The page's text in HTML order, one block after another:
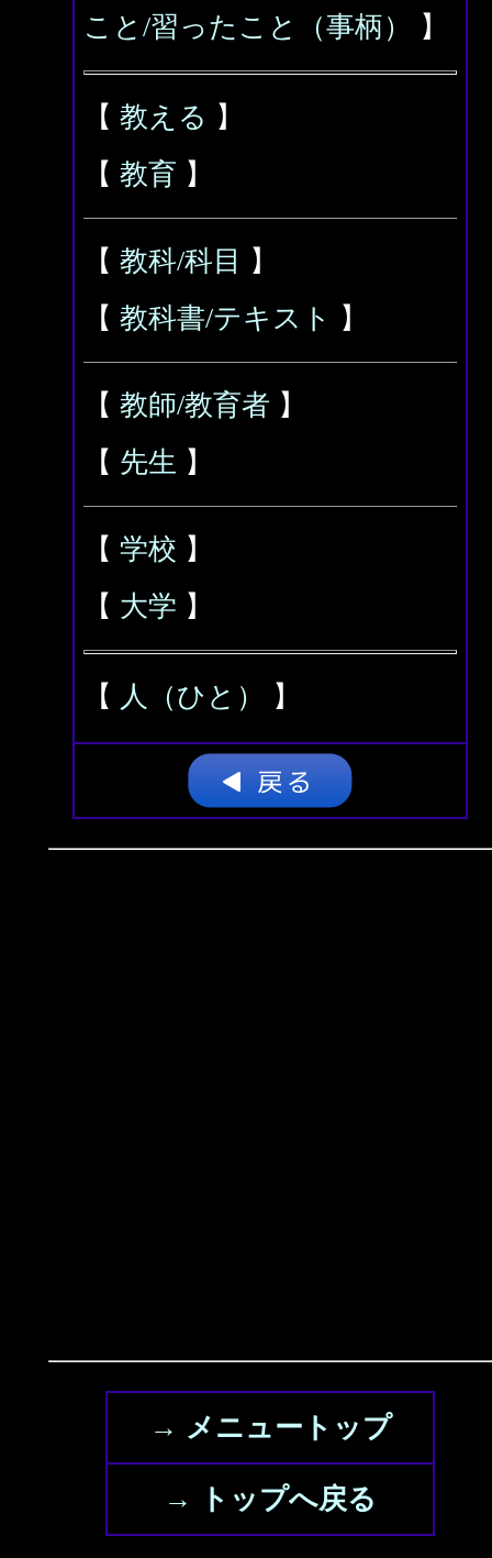
こと/習ったこと（事柄）
】
【 教える 】
【 教育 】
【 教科/科目
】
【 教科書/テキスト 】
【 教師/教育者 】
【 先生 】
【 学校 】
【 大学 】
【 人（ひと） 】
→ メニュートップ
→ トップへ戻る